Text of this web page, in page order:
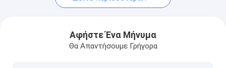
Αφήστε Ένα Μήνυμα
Θα Απαντήσουμε Γρήγορα